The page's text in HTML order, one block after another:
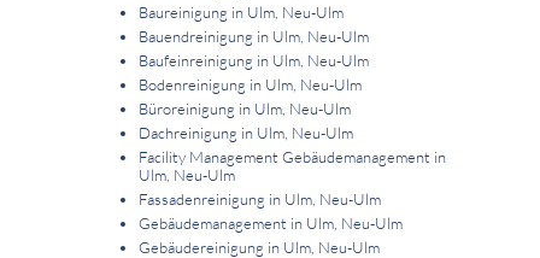
Baureinigung in Ulm, Neu-Ulm
Bauendreinigung in Ulm, Neu-Ulm
Baufeinreinigung in Ulm, Neu-Ulm
Bodenreinigung in Ulm, Neu-Ulm
Büroreinigung in Ulm, Neu-Ulm
Dachreinigung in Ulm, Neu-Ulm
Facility Management Gebäudemanagement in
Ulm, Neu-Ulm
Fassadenreinigung in Ulm, Neu-Ulm
Gebäudemanagement in Ulm, Neu-Ulm
Gebäudereinigung in Ulm, Neu-Ulm